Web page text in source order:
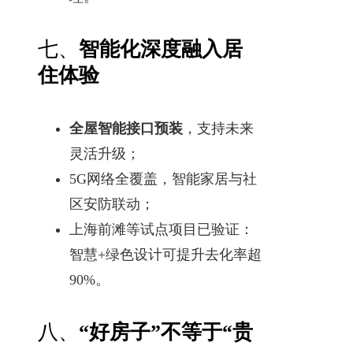
七、 智能化深度融入居
住体验
全屋智能接口预装 ，支持未来
灵活升级；
5G网络全覆盖，智能家居与社
区安防联动；
上海前滩等试点项目已验证：
智慧+绿色设计可提升去化率超
90%。
八、 “好房子”不等于“贵